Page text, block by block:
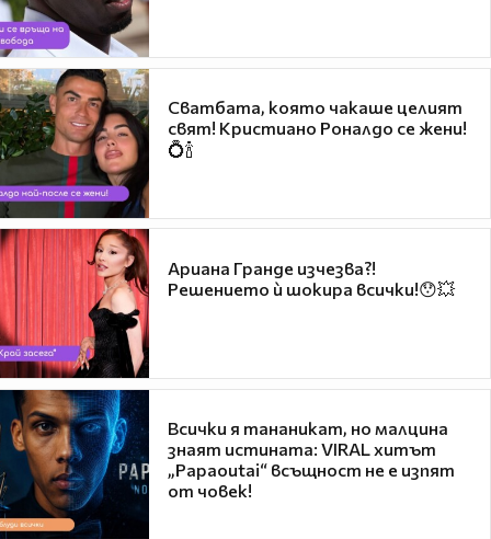
Сватбата, която чакаше целият
свят! Кристиано Роналдо се жени!
💍🍾
Ариана Гранде изчезва?!
Решението ѝ шокира всички!😯💥
Всички я тананикат, но малцина
знаят истината: VIRAL хитът
„Papaoutai“ всъщност не е изпят
от човек!